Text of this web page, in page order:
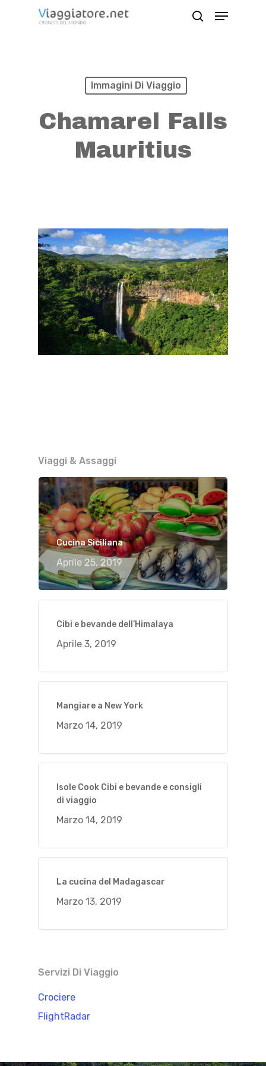
Menu
Immagini Di Viaggio
Chamarel Falls
Mauritius
Viaggi & Assaggi
Cucina Siciliana
Aprile 25, 2019
Cibi e bevande dell’Himalaya
Aprile 3, 2019
Mangiare a New York
Marzo 14, 2019
Isole Cook Cibi e bevande e consigli
di viaggio
Marzo 14, 2019
La cucina del Madagascar
Marzo 13, 2019
Servizi Di Viaggio
Crociere
FlightRadar